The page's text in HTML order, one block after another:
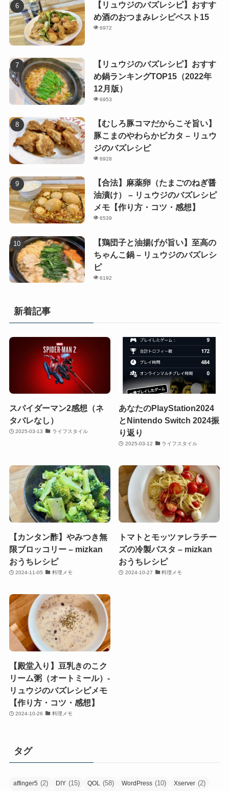
【リュウジのバズレシピ】おすす
め酒のおつまみレシピベスト15
6972
【リュウジのバズレシピ】おすす
め鍋ランキングTOP15（2022年
12月版）
6953
【むしろ豚コマだからこそ旨い】
豚こまのやわらかピカタ – リュウ
ジのバズレシピ
6928
【合法】麻薬卵（たまごのねぎ醤
油漬け） – リュウジのバズレシピ
メモ【作り方・コツ・感想】
6539
【鶏団子と油揚げが旨い】至高の
ちゃんこ鍋 – リュウジのバズレシ
ピ
6192
新着記事
スパイダーマン2感想（ネ
タバレなし）
2025-03-13 ライフスタイル
あなたのPlayStation2024
とNintendo Switch 2024振
り返り
2025-03-12 ライフスタイル
【カンタン酢】やみつき無
限ブロッコリー – mizkan
おうちレシピ
2024-11-05 料理メモ
トマトとモッツァレラチー
ズの冷製パスタ – mizkan
おうちレシピ
2024-10-27 料理メモ
【殿堂入り】豆乳きのこク
リーム粥（オートミール）-
リュウジのバズレシピメモ
【作り方・コツ・感想】
2024-10-26 料理メモ
タグ
affinger5 (2) DIY (15) QOL (58) WordPress (10) Xserver (2)